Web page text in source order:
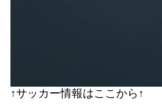
↑サッカー情報はここから↑